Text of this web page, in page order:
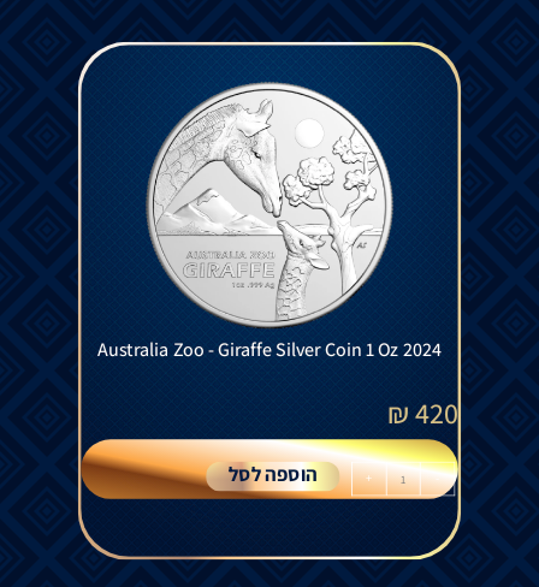
Australia Zoo - Giraffe Silver Coin 1 Oz 2024
420
₪
-
+ הוספה לסל